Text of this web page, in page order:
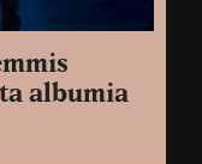
albumia